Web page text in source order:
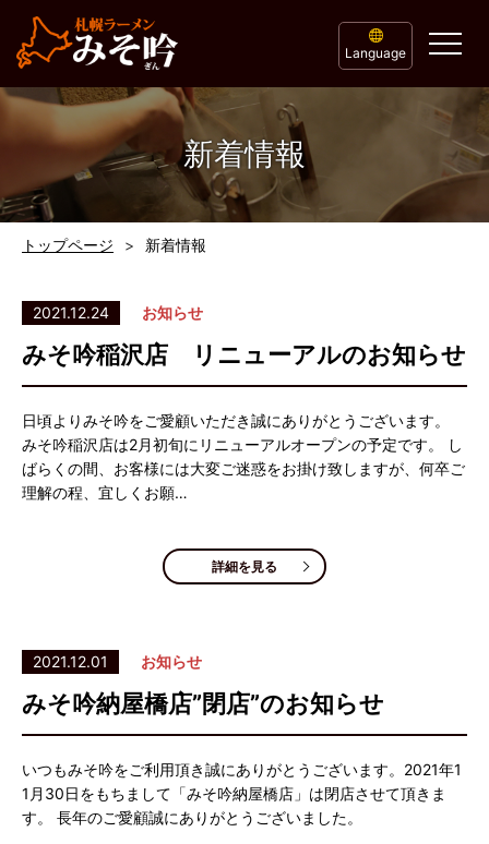
Language
新着情報
トップページ 新着情報
2021.12.24 お知らせ
みそ吟稲沢店 リニューアルのお知らせ
日頃よりみそ吟をご愛顧いただき誠にありがとうございます。
みそ吟稲沢店は2月初旬にリニューアルオープンの予定です。 し
ばらくの間、お客様には大変ご迷惑をお掛け致しますが、何卒ご
理解の程、宜しくお願…
詳細を見る
2021.12.01 お知らせ
みそ吟納屋橋店”閉店”のお知らせ
いつもみそ吟をご利用頂き誠にありがとうございます。2021年1
1月30日をもちまして「みそ吟納屋橋店」は閉店させて頂きま
す。 長年のご愛顧誠にありがとうございました。